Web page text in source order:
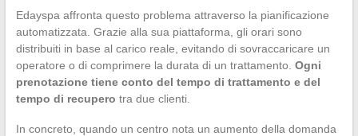
Edayspa affronta questo problema attraverso la pianificazione
automatizzata. Grazie alla sua piattaforma, gli orari sono
distribuiti in base al carico reale, evitando di sovraccaricare un
operatore o di comprimere la durata di un trattamento. Ogni
prenotazione tiene conto del tempo di trattamento e del
tempo di recupero tra due clienti.
In concreto, quando un centro nota un aumento della domanda